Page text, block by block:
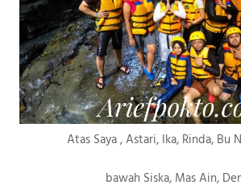
Atas Saya , Astari, Ika, Rinda, Bu
bawah Siska, Mas Ain,